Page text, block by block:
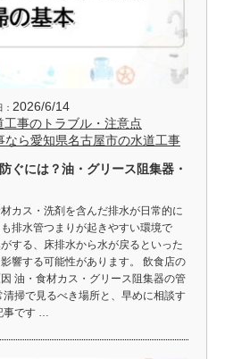
2026/6/14
工事のトラブル・注意点
なら愛知県名古屋市の水道工事
ぐには？油・グリース阻集器・
カス・洗剤を含んだ排水が日常的に
排水管つまりが起きやすい環境で
する、床排水から水が戻るといった
響する可能性があります。 飲食店の
油・食材カス・グリース阻集器の管
掃で見るべき場所と、早めに相談す
事です …